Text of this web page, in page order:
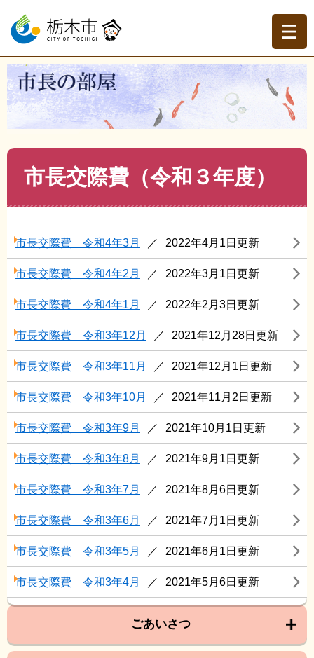
ー
の
頭
で
ニ
ー
飛
ば
本
現在地
トップページ >市長の部屋 >市長交際費 >市長交際費
（令和３年度）
市長交際費（令和３年度）
市長交際費 令和4年3月 2022年4月1日更新
市長交際費 令和4年2月 2022年3月1日更新
市長交際費 令和4年1月 2022年2月3日更新
市長交際費 令和3年12月 2021年12月28日更新
市長交際費 令和3年11月 2021年12月1日更新
市長交際費 令和3年10月 2021年11月2日更新
市長交際費 令和3年9月 2021年10月1日更新
市長交際費 令和3年8月 2021年9月1日更新
市長交際費 令和3年7月 2021年8月6日更新
市長交際費 令和3年6月 2021年7月1日更新
市長交際費 令和3年5月 2021年6月1日更新
市長交際費 令和3年4月 2021年5月6日更新
ごあいさつ